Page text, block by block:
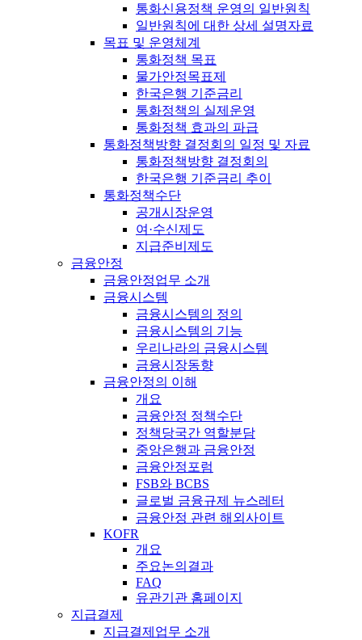
통화신용정책 운영의 일반원칙
일반원칙에 대한 상세 설명자료
목표 및 운영체계
통화정책 목표
물가안정목표제
한국은행 기준금리
통화정책의 실제운영
통화정책 효과의 파급
통화정책방향 결정회의 일정 및 자료
통화정책방향 결정회의
한국은행 기준금리 추이
통화정책수단
공개시장운영
여·수신제도
지급준비제도
금융안정
금융안정업무 소개
금융시스템
금융시스템의 정의
금융시스템의 기능
우리나라의 금융시스템
금융시장동향
금융안정의 이해
개요
금융안정 정책수단
정책당국간 역할분담
중앙은행과 금융안정
금융안정포럼
FSB와 BCBS
글로벌 금융규제 뉴스레터
금융안정 관련 해외사이트
KOFR
개요
주요논의결과
FAQ
유관기관 홈페이지
지급결제
지급결제업무 소개